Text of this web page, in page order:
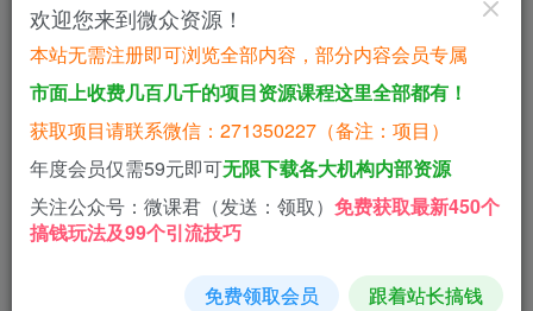
此内容为付费资源，请付费后查看
微分9.9
黄金会员免费
立即购买
欢迎您来到微众资源！
本站无需注册即可浏览全部内容，部分内容会员专属
市面上收费几百几千的项目资源课程这里全部都有！
获取项目请联系微信：271350227（备注：项目）
年度会员仅需59元即可无限下载各大机构内部资源
关注公众号：微课君（发送：领取） 免费获取最新450个
搞钱玩法及99个引流技巧
免费领取会员 跟着站长搞钱